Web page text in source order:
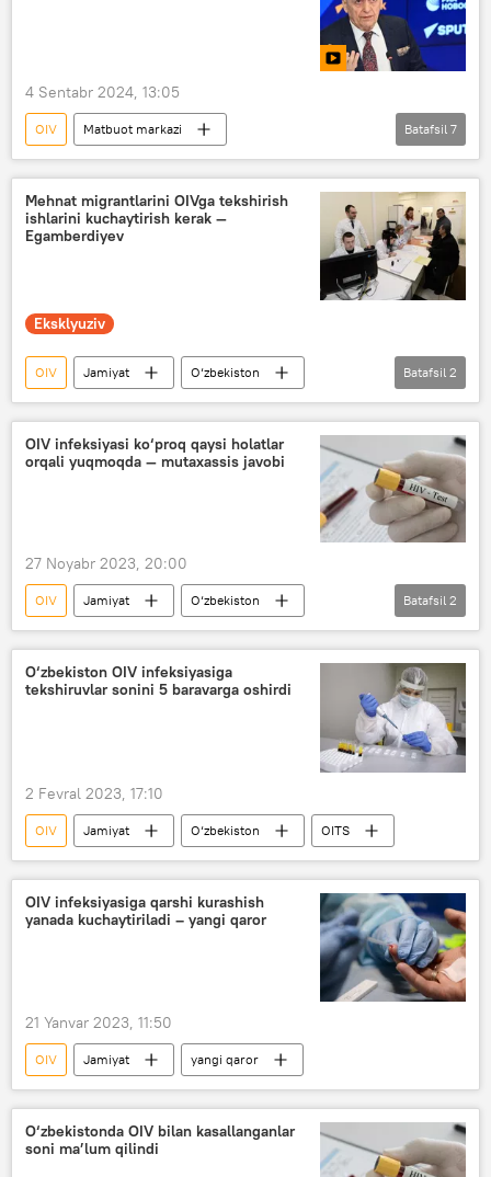
4 Sentabr 2024, 13:05
OIV
Matbuot markazi
Matbuot markazi video
Video
O‘zbekiston
Rossiya
maymun chechagi
YeOII
Batafsil 7
Mehnat migrantlarini OIVga tekshirish
ishlarini kuchaytirish kerak —
Egamberdiyev
Eksklyuziv
OIV Jamiyat
O‘zbekiston
Migratsiya
migrantlar
Batafsil 2
OIV infeksiyasi ko‘proq qaysi holatlar
orqali yuqmoqda — mutaxassis javobi
27 Noyabr 2023, 20:00
OIV Jamiyat
O‘zbekiston
OITS
migrantlar virus
Batafsil 2
O‘zbekiston OIV infeksiyasiga
tekshiruvlar sonini 5 baravarga oshirdi
2 Fevral 2023, 17:10
OIV Jamiyat O‘zbekiston OITS
OIV infeksiyasiga qarshi kurashish
yanada kuchaytiriladi – yangi qaror
21 Yanvar 2023, 11:50
OIV Jamiyat yangi qaror
O‘zbekistonda OIV bilan kasallanganlar
soni ma’lum qilindi